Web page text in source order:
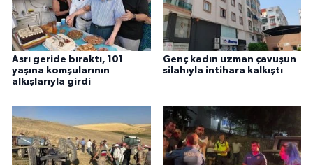
Asrı geride bıraktı, 101
yaşına komşularının
alkışlarıyla girdi
Genç kadın uzman çavuşun
silahıyla intihara kalkıştı